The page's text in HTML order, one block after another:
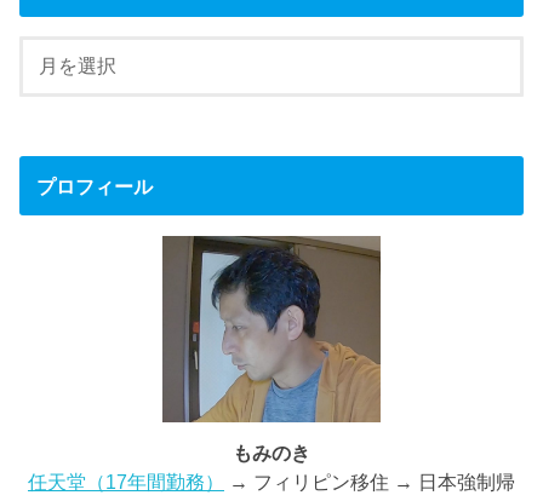
プロフィール
もみのき
任天堂（17年間勤務）
→ フィリピン移住 → 日本強制帰